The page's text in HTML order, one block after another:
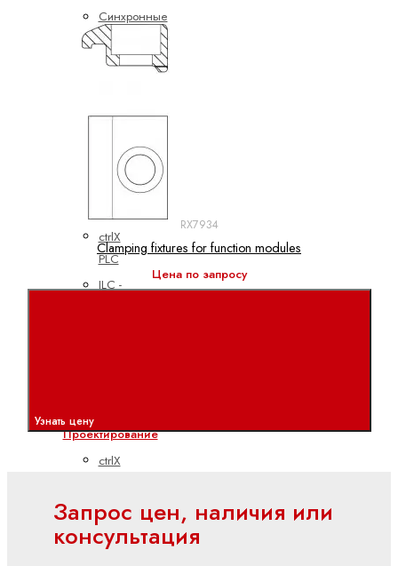
Синхронные
линейные
электродвигатели
Синхронные
серводвигатели
ctrlX
PLC
ILC -
Проектирование
ctrlX
Наборы
инструментов
RX7934
Clamping fixtures for function modules
Цена по запросу
Узнать цену
Запрос цен, наличия или
консультация